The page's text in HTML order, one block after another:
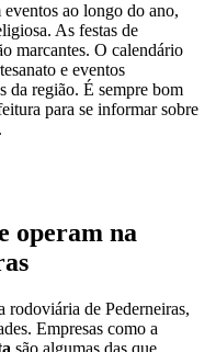
eventos ao longo do ano,
As festas de
marcantes. O calendário
e eventos
da região. É sempre bom
para se informar sobre
operam na
rodoviária de Pederneiras,
Empresas como a